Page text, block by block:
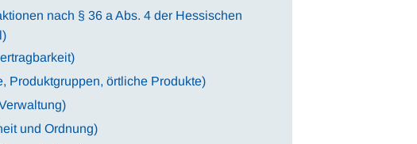
nach § 36 a Abs. 4 der Hessischen
Produktgruppen, örtliche Produkte)
und Ordnung)